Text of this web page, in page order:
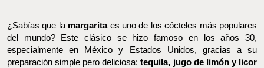
¿Sabías que la margaritaes uno de los cócteles más populares
del mundo? Este clásico se hizo famoso en los años 30,
especialmente en México y Estados Unidos, gracias a su
preparación simple pero deliciosa:tequila, jugo de limón y licor